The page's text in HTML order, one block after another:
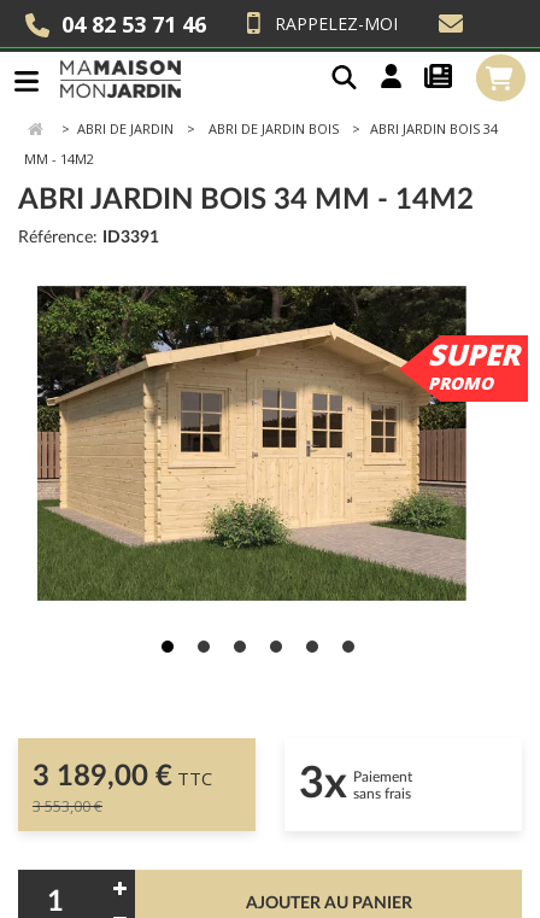
04 82 53 71 46 RAPPELEZ-MOI
> ABRI DE JARDIN ABRI DE JARDIN BOIS
ABRI JARDIN BOIS 34
MM - 14M2
ABRI JARDIN BOIS 34 MM - 14M2
Référence: ID3391
SUPER
PROMO
3 189,00 € TTC
3 553,00 € 3x Paiement
sans frais
AJOUTER AU PANIER